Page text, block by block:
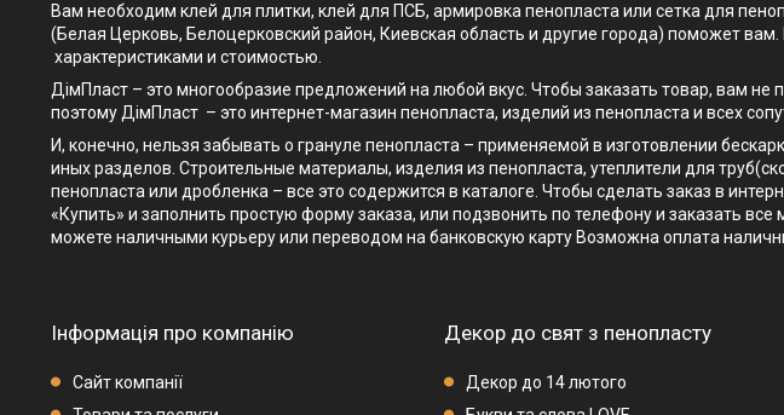
Вам необходим клей для плитки, клей для ПСБ, армировка пенопласта или сетка для
(Белая Церковь, Белоцерковский район, Киевская область и другие города) поможет
характеристиками и стоимостью.
ДімПласт – это многообразие предложений на любой вкус. Чтобы заказать товар, вам
поэтому ДімПласт – это интернет-магазин пенопласта, изделий из пенопласта и всех
И, конечно, нельзя забывать о грануле пенопласта – применяемой в изготовлении
иных разделов. Строительные материалы, изделия из пенопласта, утеплители для
пенопласта или дробленка – все это содержится в каталоге. Чтобы сделать заказ в
«Купить» и заполнить простую форму заказа, или подзвонить по телефону и заказать
можете наличными курьеру или переводом на банковскую карту Возможна оплата
Інформація про компанію
Сайт компанії
Декор до свят з пенопласту
Декор до 14 лютого